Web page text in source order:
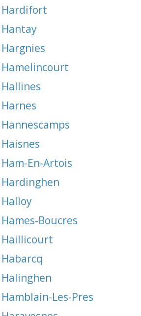
Hardifort
Hantay
Hargnies
Hamelincourt
Hallines
Harnes
Hannescamps
Haisnes
Ham-En-Artois
Hardinghen
Halloy
Hames-Boucres
Haillicourt
Habarcq
Halinghen
Hamblain-Les-Pres